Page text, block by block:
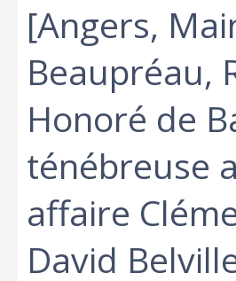
‎[Angers,
Beaupréau,
Honoré de
ténébreuse
affaire
David